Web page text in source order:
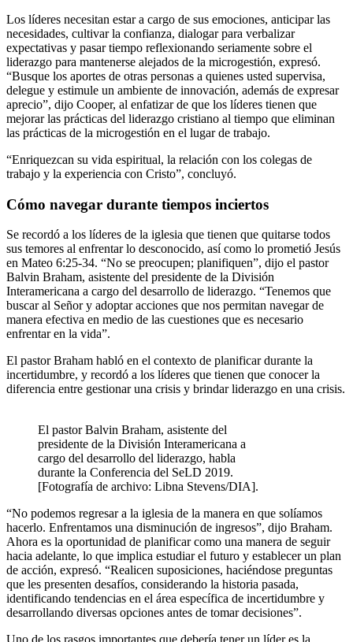
Los líderes necesitan estar a cargo de sus emociones, anticipar las
necesidades, cultivar la confianza, dialogar para verbalizar
expectativas y pasar tiempo reflexionando seriamente sobre el
liderazgo para mantenerse alejados de la microgestión, expresó.
“Busque los aportes de otras personas a quienes usted supervisa,
delegue y estimule un ambiente de innovación, además de expresar
aprecio”, dijo Cooper, al enfatizar de que los líderes tienen que
mejorar las prácticas del liderazgo cristiano al tiempo que eliminan
las prácticas de la microgestión en el lugar de trabajo.
“Enriquezcan su vida espiritual, la relación con los colegas de
trabajo y la experiencia con Cristo”, concluyó.
Cómo navegar durante tiempos inciertos
Se recordó a los líderes de la iglesia que tienen que quitarse todos
sus temores al enfrentar lo desconocido, así como lo prometió Jesús
en Mateo 6:25-34. “No se preocupen; planifiquen”, dijo el pastor
Balvin Braham, asistente del presidente de la División
Interamericana a cargo del desarrollo de liderazgo. “Tenemos que
buscar al Señor y adoptar acciones que nos permitan navegar de
manera efectiva en medio de las cuestiones que es necesario
enfrentar en la vida”.
El pastor Braham habló en el contexto de planificar durante la
incertidumbre, y recordó a los líderes que tienen que conocer la
diferencia entre gestionar una crisis y brindar liderazgo en una crisis.
El pastor Balvin Braham, asistente del
presidente de la División Interamericana a
cargo del desarrollo del liderazgo, habla
durante la Conferencia del SeLD 2019.
[Fotografía de archivo: Libna Stevens/DIA].
“No podemos regresar a la iglesia de la manera en que solíamos
hacerlo. Enfrentamos una disminución de ingresos”, dijo Braham.
Ahora es la oportunidad de planificar como una manera de seguir
hacia adelante, lo que implica estudiar el futuro y establecer un plan
de acción, expresó. “Realicen suposiciones, haciéndose preguntas
que les presenten desafíos, considerando la historia pasada,
identificando tendencias en el área específica de incertidumbre y
desarrollando diversas opciones antes de tomar decisiones”.